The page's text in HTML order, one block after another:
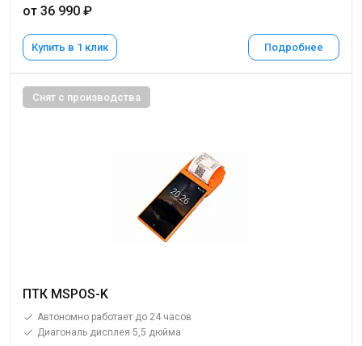
от 36 990 ₽
Купить в 1 клик Подробнее
Снят с производства
ПТК MSPOS-K
Автономно работает до 24 часов
Диагональ дисплея 5,5 дюйма